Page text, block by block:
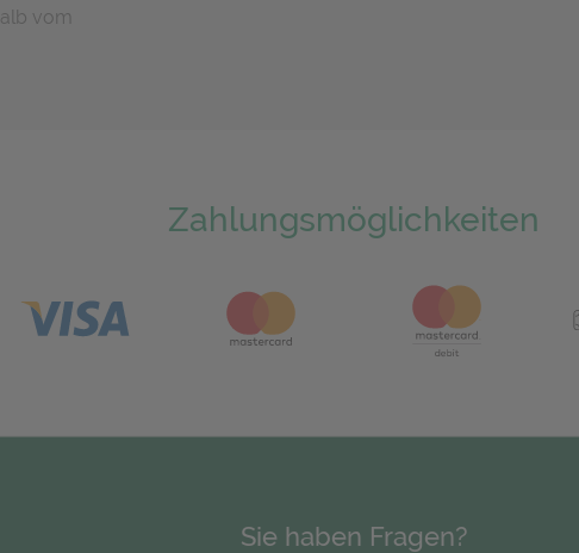
vom
Zahlungsmöglichkeiten
Sie haben Fragen?